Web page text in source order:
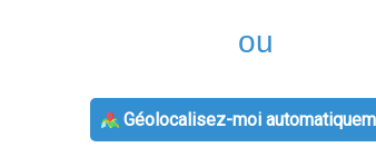
ou
Géolocalisez-moi